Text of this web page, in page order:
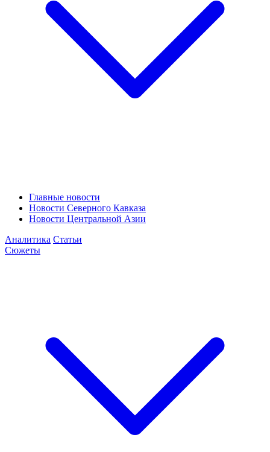
Главные новости
Новости Северного Кавказа
Новости Центральной Азии
Аналитика Статьи
Сюжеты